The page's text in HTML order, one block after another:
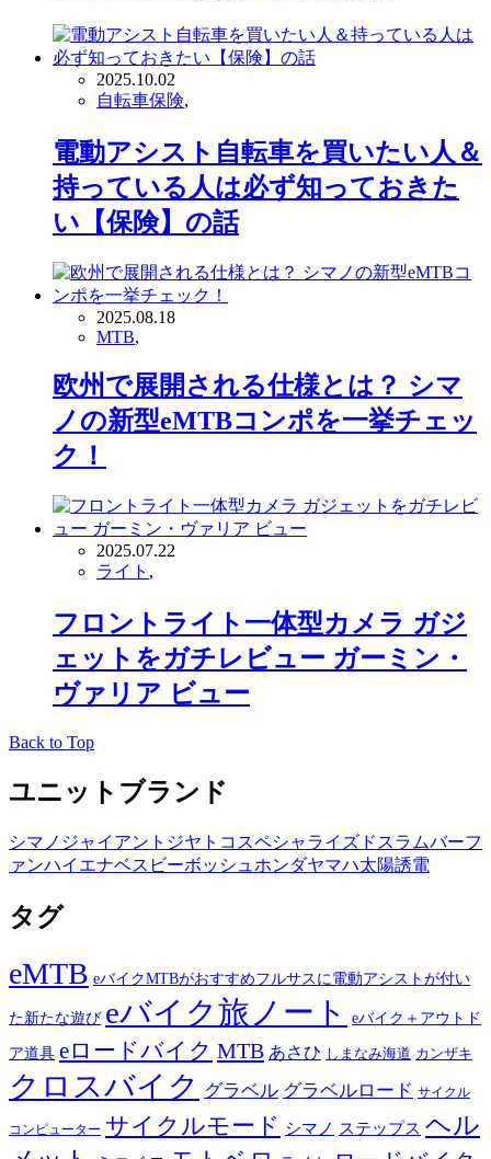
2025.10.02
自転車保険,
電動アシスト自転車を買いたい人＆
持っている人は必ず知っておきた
い【保険】の話
2025.08.18
MTB,
欧州で展開される仕様とは？ シマ
ノの新型eMTBコンポを一挙チェッ
ク！
2025.07.22
ライト ,
フロントライト一体型カメラ ガジ
ェットをガチレビュー ガーミン・
ヴァリア ビュー
Back to Top
ユニットブランド
シマノ ジャイアント ジヤトコ スペシャライズド スラムバーフ
ァンハイエナベスビーボッシュ ホンダヤマハ太陽誘電
タグ
eMTB eバイクMTBがおすすめフルサスに電動アシストが付い
た新たな遊び eバイク旅ノート
eバイク＋アウトド
ア道具 eロードバイク MTB あさひ しまなみ海道 カンザキ
クロスバイク グラベル グラベルロード サイクル
コンピューター サイクルモード シマノ ステップス ヘル